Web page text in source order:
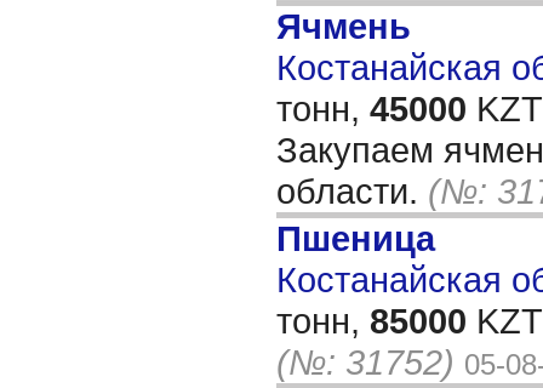
Ячмень
Костанайская
тонн, 45000
Закупаем
области. (№:
Пшеница
Костанайская
тонн, 85000
(№: 31752) 05-